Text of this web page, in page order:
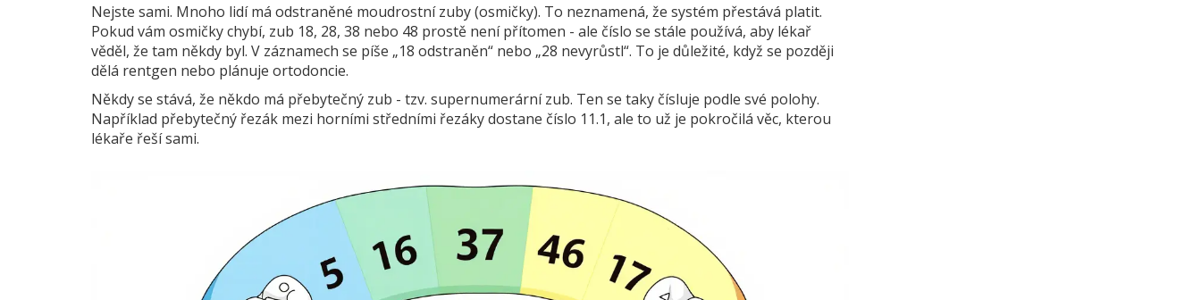
Nejste sami. Mnoho lidí má odstraněné moudrostní zuby (osmičky). To neznamená, že systém přestává platit.
Pokud vám osmičky chybí, zub 18, 28, 38 nebo 48 prostě není přítomen - ale číslo se stále používá, aby lékař
věděl, že tam někdy byl. V záznamech se píše „18 odstraněn“ nebo „28 nevyrůstl“. To je důležité, když se později
dělá rentgen nebo plánuje ortodoncie.
Někdy se stává, že někdo má přebytečný zub - tzv. supernumerární zub. Ten se taky čísluje podle své polohy.
Například přebytečný řezák mezi horními středními řezáky dostane číslo 11.1, ale to už je pokročilá věc, kterou
lékaře řeší sami.